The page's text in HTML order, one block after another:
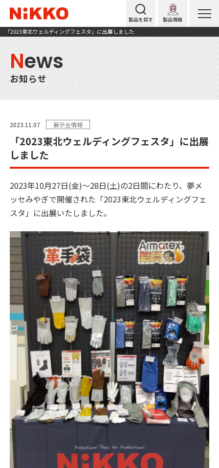
製品を探す 製品情報
「2023東北ウェルディングフェスタ」に出展しました
News
お知らせ
2023.11.07 展示会情報
「2023東北ウェルディングフェスタ」に出展
しました
2023年10月27日(金)～28日(土)の2日間にわたり、夢メ
ッセみやぎで開催された「2023東北ウェルディングフェ
スタ」に出展いたしました。